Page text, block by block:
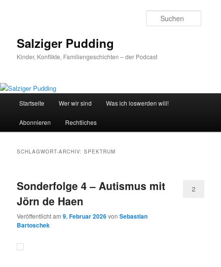
Salziger Pudding
Kinder, Konflikte, Familiengeschichten – der Podcast
Startseite Wer wir sind Was ich loswerden will!
Abonnieren Rechtliches
SCHLAGWORT-ARCHIV:SPEKTRUM
Sonderfolge 4 – Autismus mit
Jörn de Haen
Veröffentlicht am9. Februar 2026vonSebastian
Bartoschek
2